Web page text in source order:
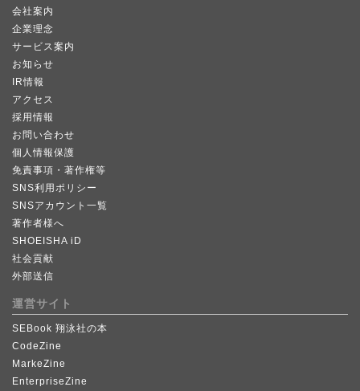
会社案内
企業理念
サービス案内
お知らせ
IR情報
アクセス
採用情報
お問い合わせ
個人情報保護
免責事項・著作権等
SNS利用ポリシー
SNSアカウント一覧
著作者様へ
SHOEISHA iD
社会貢献
外部送信
運営サイト
SEBook 翔泳社の本
CodeZine
MarkeZine
EnterpriseZine